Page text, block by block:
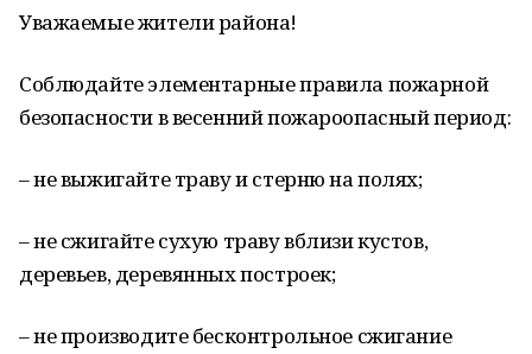
Уважаемые жители района!
Соблюдайте элементарные правила пожарной
безопасности в весенний пожароопасный период:
– не выжигайте траву и стерню на полях;
– не сжигайте сухую траву вблизи кустов,
деревьев, деревянных построек;
– не производите бесконтрольное сжигание